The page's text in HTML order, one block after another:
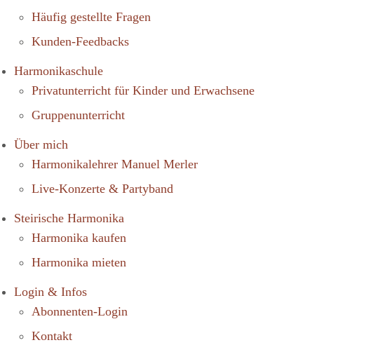
Häufig gestellte Fragen
Kunden-Feedbacks
Harmonikaschule
Privatunterricht für Kinder und Erwachsene
Gruppenunterricht
Über mich
Harmonikalehrer Manuel Merler
Live-Konzerte & Partyband
Steirische Harmonika
Harmonika kaufen
Harmonika mieten
Login & Infos
Abonnenten-Login
Kontakt